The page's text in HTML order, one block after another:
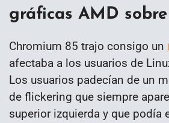
gráficas AMD
Chromium 85 trajo consigo un
afectaba a los usuarios de
Los usuarios padecían de un
de flickering que siempre
superior izquierda y que podía